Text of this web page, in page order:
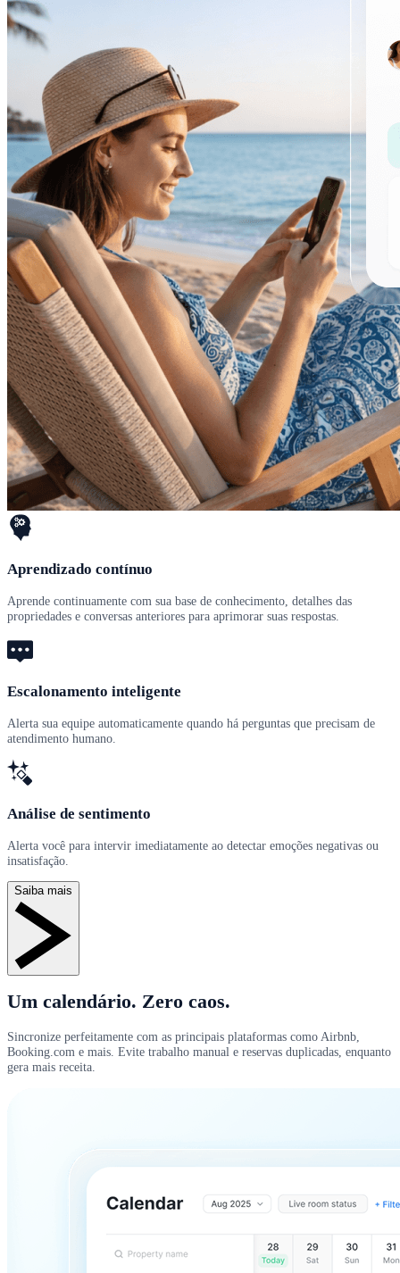
Aprendizado contínuo
Aprende continuamente com sua base de conhecimento, detalhes das
propriedades e conversas anteriores para aprimorar suas respostas.
Escalonamento inteligente
Alerta sua equipe automaticamente quando há perguntas que precisam de
atendimento humano.
Análise de sentimento
Alerta você para intervir imediatamente ao detectar emoções negativas ou
insatisfação.
Saiba mais
Um calendário. Zero caos.
Sincronize perfeitamente com as principais plataformas como Airbnb,
Booking.com e mais. Evite trabalho manual e reservas duplicadas, enquanto
gera mais receita.